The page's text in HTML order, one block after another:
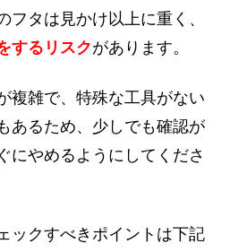
フタは見かけ以上に重く、
するリスクがあります。
複雑で、特殊な工具がない
あるため、少しでも確認が
にやめるようにしてくださ
ックすべきポイントは下記